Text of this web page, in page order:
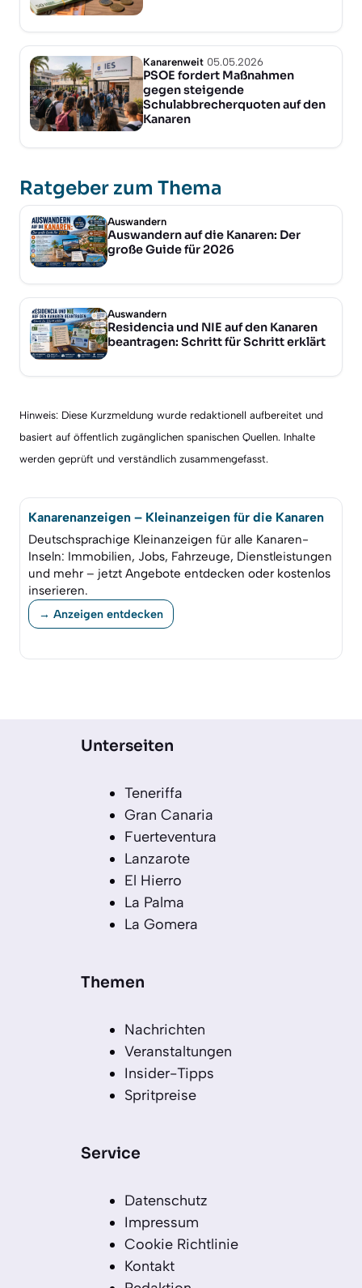
Kanarenweit 05.05.2026
PSOE fordert Maßnahmen
gegen steigende
Schulabbrecherquoten auf den
Kanaren
Ratgeber zum Thema
Auswandern
Auswandern auf die Kanaren: Der
große Guide für 2026
Auswandern
Residencia und NIE auf den Kanaren
beantragen: Schritt für Schritt erklärt
Hinweis: Diese Kurzmeldung wurde redaktionell aufbereitet und
basiert auf öffentlich zugänglichen spanischen Quellen. Inhalte
werden geprüft und verständlich zusammengefasst.
Kanarenanzeigen – Kleinanzeigen für die Kanaren
Deutschsprachige Kleinanzeigen für alle Kanaren-
Inseln: Immobilien, Jobs, Fahrzeuge, Dienstleistungen
und mehr – jetzt Angebote entdecken oder kostenlos
inserieren.
→ Anzeigen entdecken
Unterseiten
Teneriffa
Gran Canaria
Fuerteventura
Lanzarote
El Hierro
La Palma
La Gomera
Themen
Nachrichten
Veranstaltungen
Insider-Tipps
Spritpreise
Service
Datenschutz
Impressum
Cookie Richtlinie
Kontakt